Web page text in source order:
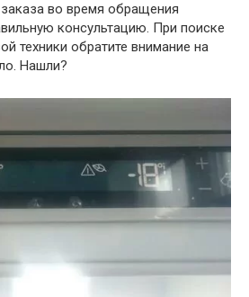
во время обращения
консультацию. При поиске
техники обратите внимание на
Нашли?